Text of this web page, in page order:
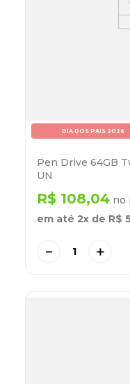
DIA DOS PAIS 2026
Pen Drive 64GB
UN
R$ 108,04 no
em até 2x de R$
＋
－